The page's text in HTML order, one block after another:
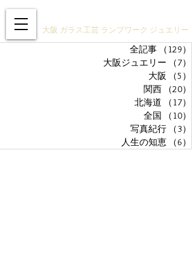
大阪 ガラス工芸 ランプワーク ジュエリー
全記事 （129）
大阪ジュエリー
（7）
大阪
（5）
関西
（20）
北海道
（17）
全国
（10）
写真紀行
（3）
人生の知恵
（6）